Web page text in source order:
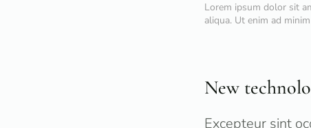
Lorem ipsum dolor sit
aliqua. Ut enim ad
New
Excepteur sint